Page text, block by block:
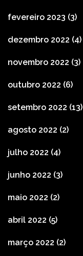
fevereiro 2023 (3)
dezembro 2022 (4)
novembro 2022 (3)
outubro 2022 (6)
setembro 2022 (13)
agosto 2022 (2)
julho 2022 (4)
junho 2022 (3)
maio 2022 (2)
abril 2022 (5)
março 2022 (2)